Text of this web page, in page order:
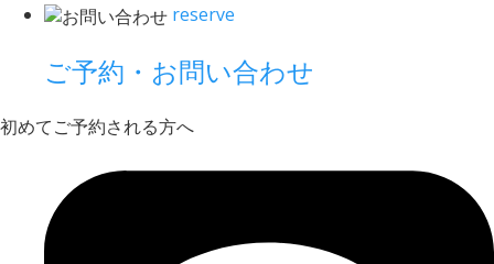
reserve
ご予約・お問い合わせ
初めてご予約される方へ